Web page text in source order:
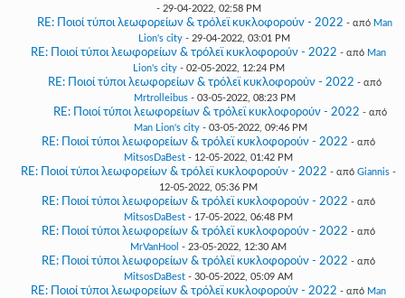
- 29-04-2022, 02:58 PM
RE: Ποιοί τύποι λεωφορείων & τρόλεϊ κυκλοφορούν - 2022 - από Man
Lion's city - 29-04-2022, 03:01 PM
RE: Ποιοί τύποι λεωφορείων & τρόλεϊ κυκλοφορούν - 2022 - από Man
Lion's city- 02-05-2022, 12:24 PM
RE: Ποιοί τύποι λεωφορείων & τρόλεϊ κυκλοφορούν - 2022 - από
Mrtrolleibus- 03-05-2022, 08:23 PM
RE: Ποιοί τύποι λεωφορείων & τρόλεϊ κυκλοφορούν - 2022 - από
Man Lion's city- 03-05-2022, 09:46 PM
RE: Ποιοί τύποι λεωφορείων & τρόλεϊ κυκλοφορούν - 2022 - από
MitsosDaBest - 12-05-2022, 01:42 PM
RE: Ποιοί τύποι λεωφορείων & τρόλεϊ κυκλοφορούν - 2022 - από Giannis -
12-05-2022, 05:36 PM
RE: Ποιοί τύποι λεωφορείων & τρόλεϊ κυκλοφορούν - 2022 - από
MitsosDaBest - 17-05-2022, 06:48 PM
RE: Ποιοί τύποι λεωφορείων & τρόλεϊ κυκλοφορούν - 2022 - από
MrVanHool - 23-05-2022, 12:30 AM
RE: Ποιοί τύποι λεωφορείων & τρόλεϊ κυκλοφορούν - 2022 - από
MitsosDaBest - 30-05-2022, 05:09 AM
RE: Ποιοί τύποι λεωφορείων & τρόλεϊ κυκλοφορούν - 2022 - από Man